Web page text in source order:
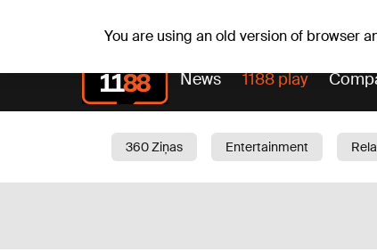
You are using an old version of browser
News 1188 play
360 Ziņas Entertainment